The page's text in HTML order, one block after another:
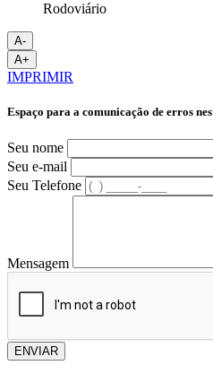
A-
A+
IMPRIMIR
Espaço para a comunicação de erros
Seu nome
Seu e-mail
Seu Telefone
Mensagem
ENVIAR